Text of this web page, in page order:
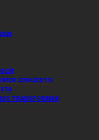
CONCIERTO
TRANSFORMAN